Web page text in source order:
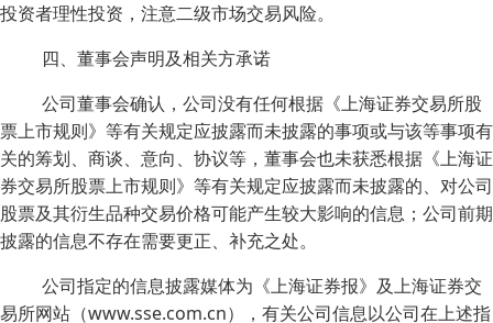
投资者理性投资，注意二级市场交易风险。
四、董事会声明及相关方承诺
公司董事会确认，公司没有任何根据《上海证券交易所股
票上市规则》等有关规定应披露而未披露的事项或与该等事项有
关的筹划、商谈、意向、协议等，董事会也未获悉根据《上海证
券交易所股票上市规则》等有关规定应披露而未披露的、对公司
股票及其衍生品种交易价格可能产生较大影响的信息；公司前期
披露的信息不存在需要更正、补充之处。
公司指定的信息披露媒体为《上海证券报》及上海证券交
易所网站（www.sse.com.cn），有关公司信息以公司在上述指